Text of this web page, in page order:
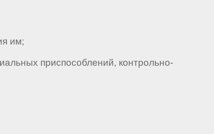
им;
приспособлений, контрольно-